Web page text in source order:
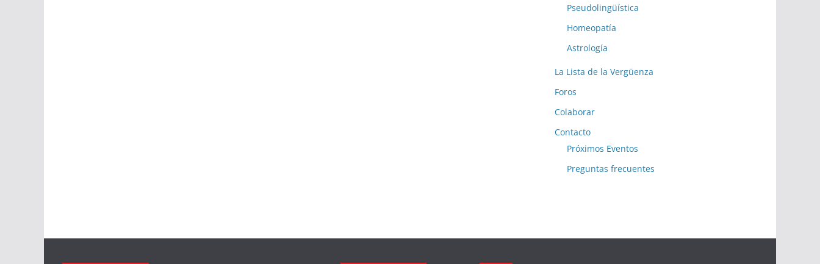
Pseudolingüística
Homeopatía
Astrología
La Lista de la Vergüenza
Foros
Colaborar
Contacto
Próximos Eventos
Preguntas frecuentes